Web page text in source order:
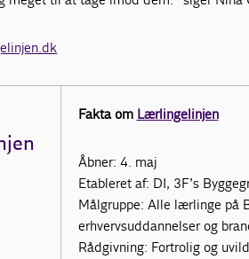
Fakta om Lærlingelinjen
Åbner: 4. maj
Etableret af: DI, 3F’s
Målgruppe: Alle lærlinge på
erhvervsuddannelser og
Rådgivning: Fortrolig og